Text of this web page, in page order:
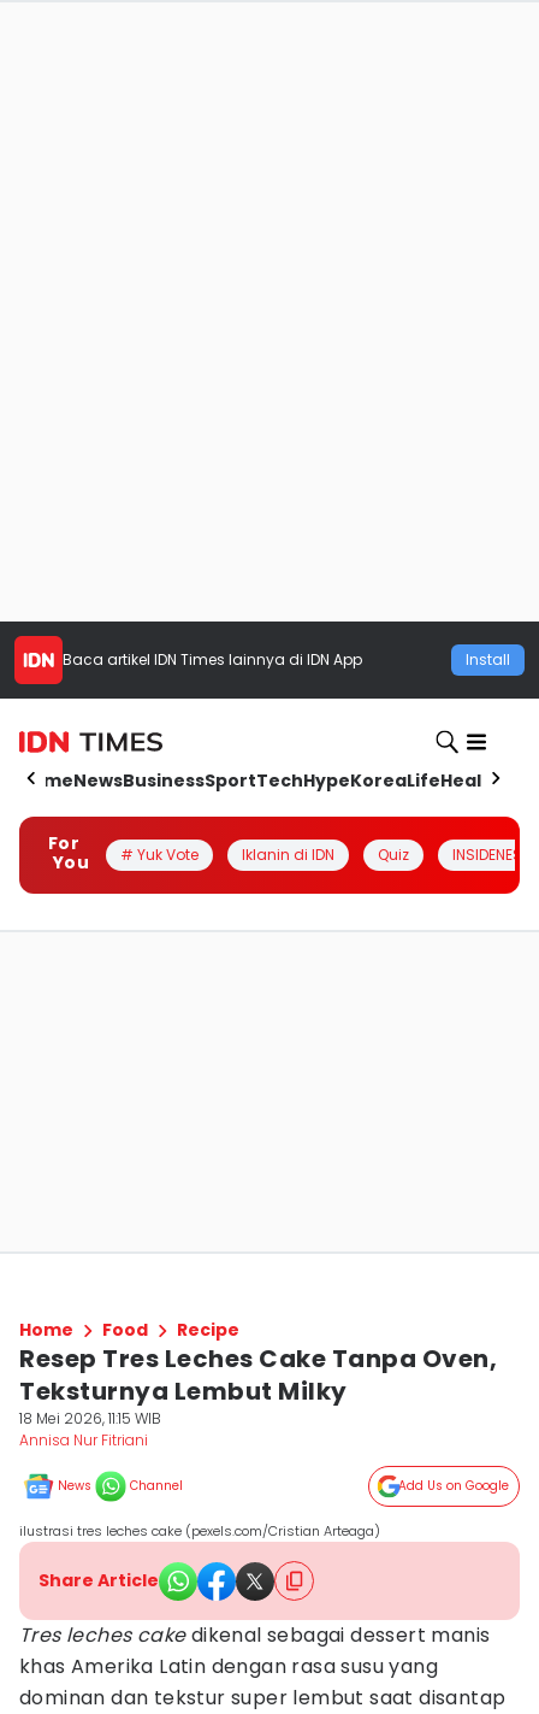
Baca artikel IDN Times lainnya di IDN App Install
HomeNewsBusinessSportTechHypeKoreaLifeHealth
For
You
# Yuk Vote Iklanin di IDN Quiz INSIDENESIA
Home Food Recipe
Resep Tres Leches Cake Tanpa Oven,
Teksturnya Lembut Milky
18 Mei 2026, 11:15 WIB
Annisa Nur Fitriani
News Channel Add Us on Google
ilustrasi tres leches cake (pexels.com/Cristian Arteaga)
Share Article
Tres leches cakedikenal sebagai dessert manis
khas Amerika Latin dengan rasa susu yang
dominan dan tekstur super lembut saat disantap